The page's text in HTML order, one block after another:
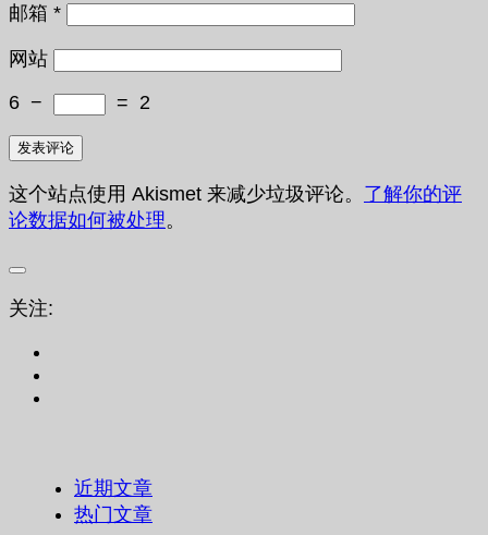
邮箱 *
网站
6 − = 2
这个站点使用 Akismet 来减少垃圾评论。 了解你的评
论数据如何被处理。
关注:
近期文章
热门文章